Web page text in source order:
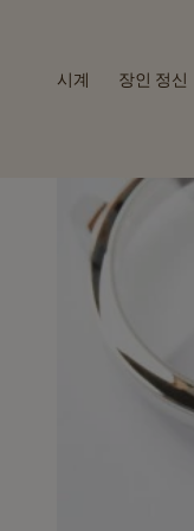
시계 장인 정신